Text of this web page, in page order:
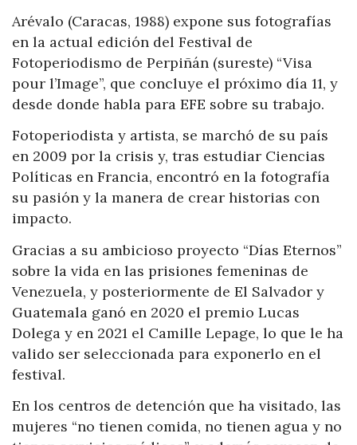
Arévalo (Caracas, 1988) expone sus fotografías
en la actual edición del Festival de
Fotoperiodismo de Perpiñán (sureste) “Visa
pour l’Image”, que concluye el próximo día 11, y
desde donde habla para EFE sobre su trabajo.
Fotoperiodista y artista, se marchó de su país
en 2009 por la crisis y, tras estudiar Ciencias
Políticas en Francia, encontró en la fotografía
su pasión y la manera de crear historias con
impacto.
Gracias a su ambicioso proyecto “Días Eternos”
sobre la vida en las prisiones femeninas de
Venezuela, y posteriormente de El Salvador y
Guatemala ganó en 2020 el premio Lucas
Dolega y en 2021 el Camille Lepage, lo que le ha
valido ser seleccionada para exponerlo en el
festival.
En los centros de detención que ha visitado, las
mujeres “no tienen comida, no tienen agua y no